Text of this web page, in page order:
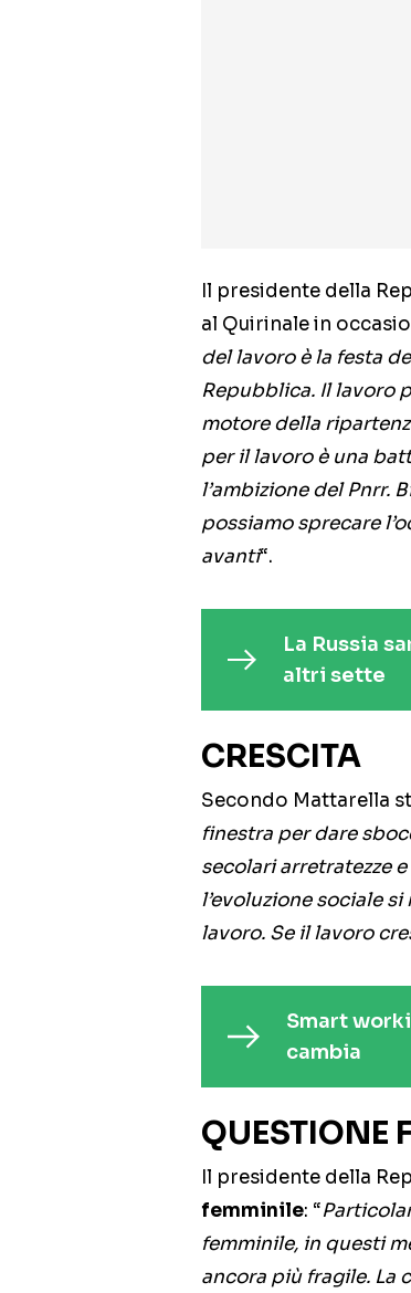
Il presidente della
al Quirinale in
del lavoro è la festa
Repubblica. Il lavoro
motore della
per il lavoro è una
l’ambizione del Pnrr.
possiamo sprecare
avanti“.
La Russia
altri sette
CRESCITA
Secondo Mattarella
finestra per dare
secolari arretratezze
l’evoluzione sociale
lavoro. Se il lavoro
Smart
cambia
QUESTIONE
Il presidente della
femminile: “
femminile, in questi
ancora più fragile. La